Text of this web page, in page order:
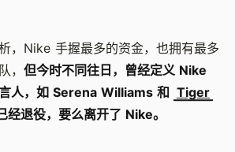
，Nike 手握最多的资金，也拥有最多
， 但今时不同往日，曾经定义 Nike
人，如 Serena Williams 和 Tiger
退役，要么离开了 Nike。